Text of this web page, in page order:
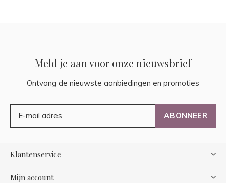
Meld je aan voor onze nieuwsbrief
Ontvang de nieuwste aanbiedingen en promoties
ABONNEER
Klantenservice
Mijn account